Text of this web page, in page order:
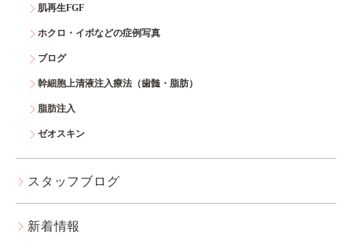
肌再生FGF
ホクロ・イボなどの症例写真
ブログ
幹細胞上清液注入療法（歯髄・脂肪）
脂肪注入
ゼオスキン
スタッフブログ
新着情報